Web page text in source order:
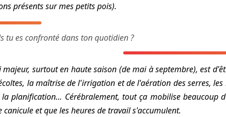
présents sur mes petits pois).
tu es confronté dans ton quotidien ?
surtout en haute saison (de mai à septembre), est
la maîtrise de l'irrigation et de l'aération des serres,
planification... Cérébralement, tout ça mobilise beaucoup
et que les heures de travail s'accumulent.